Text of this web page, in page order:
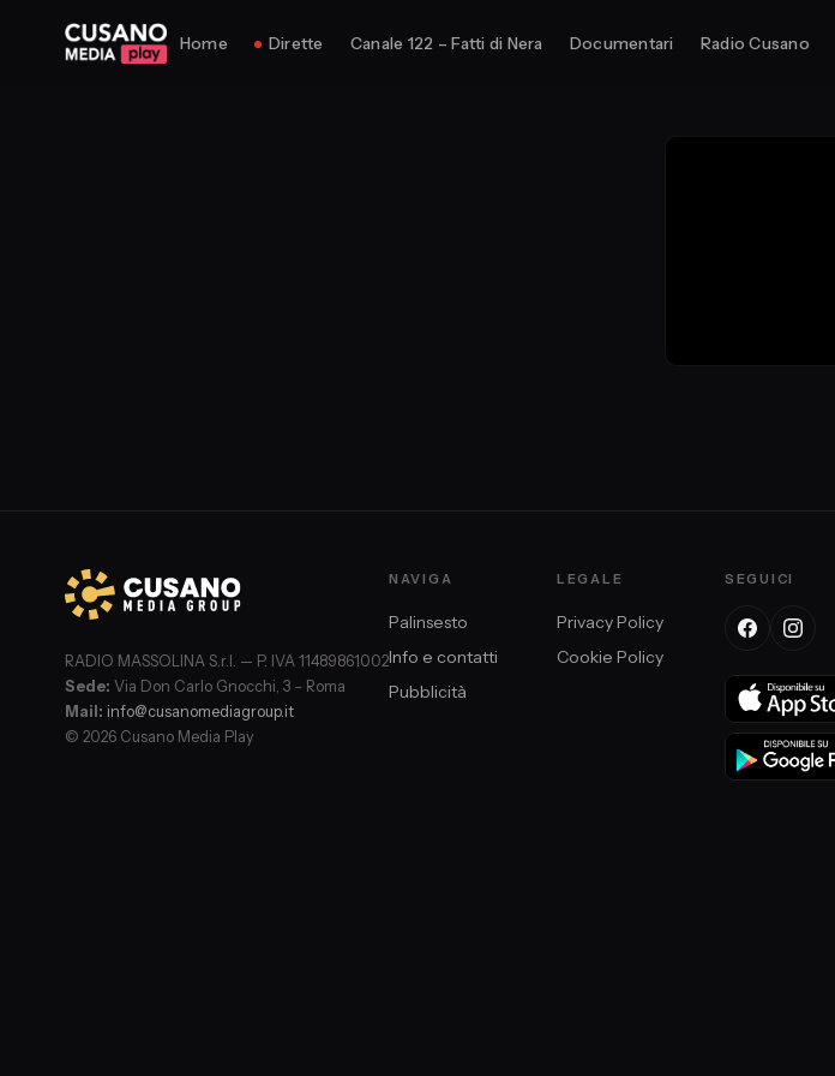
Home Dirette Canale 122 – Fatti di Nera Documentari Radio Cusano
RADIO MASSOLINA S.r.l. — P. IVA 11489861002
Sede: Via Don Carlo Gnocchi, 3 – Roma
Mail: info@cusanomediagroup.it
© 2026 Cusano Media Play
NAVIGA
Palinsesto
Info e contatti
Pubblicità
LEGALE
Privacy Policy
Cookie Policy
SEGUICI